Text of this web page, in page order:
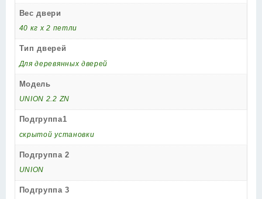
Вес двери
40 кг х 2 петли
Тип дверей
Для деревянных дверей
Модель
UNION 2.2 ZN
Подгруппа1
скрытой установки
Подгруппа 2
UNION
Подгруппа 3